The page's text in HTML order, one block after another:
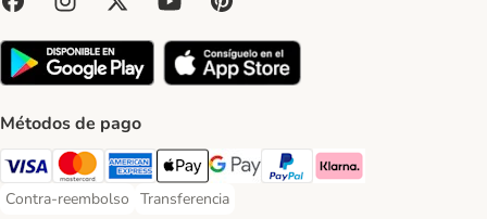
Métodos de pago
Visa Payment Method
Mastercard Payment Method
American Express Payment Method
Apple Pay Payment Method
Google Pay Payment Method
PayPal Payment Method
Klarna Payment Method
Contra-reembolso
Contra-reembolso Payment Method
Transferencia
Transferencia Payment Method